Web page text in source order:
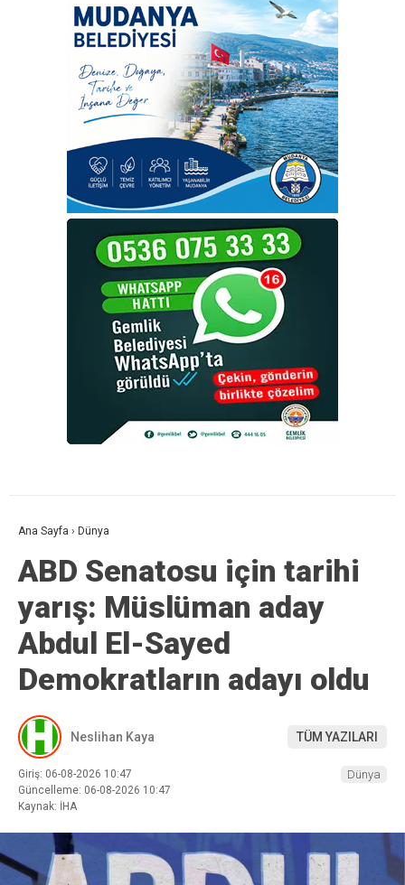
Ana Sayfa › Dünya
ABD Senatosu için tarihi
yarış: Müslüman aday
Abdul El-Sayed
Demokratların adayı oldu
Neslihan Kaya TÜM YAZILARI
Giriş: 06-08-2026 10:47
Güncelleme: 06-08-2026 10:47
Kaynak: İHA
Dünya